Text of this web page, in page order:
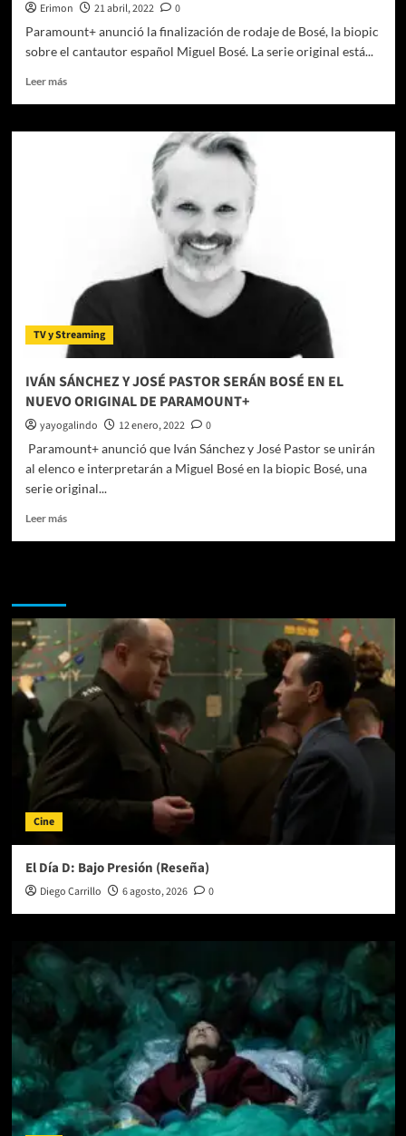
Erimon 21 abril, 2022
0
Paramount+ anunció la finalización de rodaje de Bosé, la biopic
sobre el cantautor español Miguel Bosé. La serie original está...
Leer másLeer
Bosé,
rodaje
TV y Streaming
IVÁN SÁNCHEZ Y JOSÉ PASTOR SERÁN BOSÉ EN EL
NUEVO ORIGINAL DE PARAMOUNT+
yayogalindo 12 enero, 2022
0
Paramount+ anunció que Iván Sánchez y José Pastor se unirán
al elenco e interpretarán a Miguel Bosé en la biopic Bosé, una
serie original...
Leer másLeer
Y
JOSÉ
PASTOR
SERÁN
BOSÉ
EN
EL
NUEVO
ORIGINAL
PARAMOUNT+
Cine
El Día D: Bajo Presión (Reseña)
Diego Carrillo 6 agosto, 2026 0